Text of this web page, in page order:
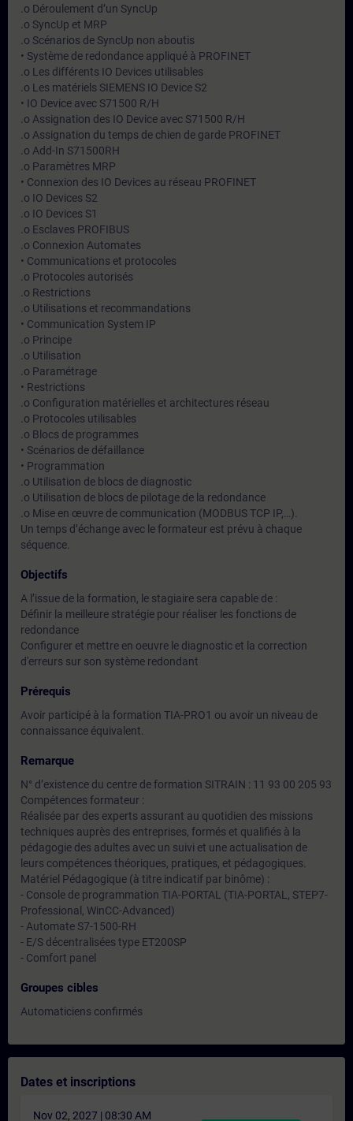
.o Déroulement d’un SyncUp
.o SyncUp et MRP
.o Scénarios de SyncUp non aboutis
• Système de redondance appliqué à PROFINET
.o Les différents IO Devices utilisables
.o Les matériels SIEMENS IO Device S2
• IO Device avec S71500 R/H
.o Assignation des IO Device avec S71500 R/H
.o Assignation du temps de chien de garde PROFINET
.o Add-In S71500RH
.o Paramètres MRP
• Connexion des IO Devices au réseau PROFINET
.o IO Devices S2
.o IO Devices S1
.o Esclaves PROFIBUS
.o Connexion Automates
• Communications et protocoles
.o Protocoles autorisés
.o Restrictions
.o Utilisations et recommandations
• Communication System IP
.o Principe
.o Utilisation
.o Paramétrage
• Restrictions
.o Configuration matérielles et architectures réseau
.o Protocoles utilisables
.o Blocs de programmes
• Scénarios de défaillance
• Programmation
.o Utilisation de blocs de diagnostic
.o Utilisation de blocs de pilotage de la redondance
.o Mise en œuvre de communication (MODBUS TCP IP,…).
Un temps d’échange avec le formateur est prévu à chaque
séquence.
Objectifs
A l’issue de la formation, le stagiaire sera capable de :
Définir la meilleure stratégie pour réaliser les fonctions de
redondance
Configurer et mettre en oeuvre le diagnostic et la correction
d'erreurs sur son système redondant
Prérequis
Avoir participé à la formation TIA-PRO1 ou avoir un niveau de
connaissance équivalent.
Remarque
N° d’existence du centre de formation SITRAIN : 11 93 00 205 93
Compétences formateur :
Réalisée par des experts assurant au quotidien des missions
techniques auprès des entreprises, formés et qualifiés à la
pédagogie des adultes avec un suivi et une actualisation de
leurs compétences théoriques, pratiques, et pédagogiques.
Matériel Pédagogique (à titre indicatif par binôme) :
- Console de programmation TIA-PORTAL (TIA-PORTAL, STEP7-
Professional, WinCC-Advanced)
- Automate S7-1500-RH
- E/S décentralisées type ET200SP
- Comfort panel
Groupes cibles
Automaticiens confirmés
Dates et inscriptions
Nov 02, 2027 | 08:30 AM